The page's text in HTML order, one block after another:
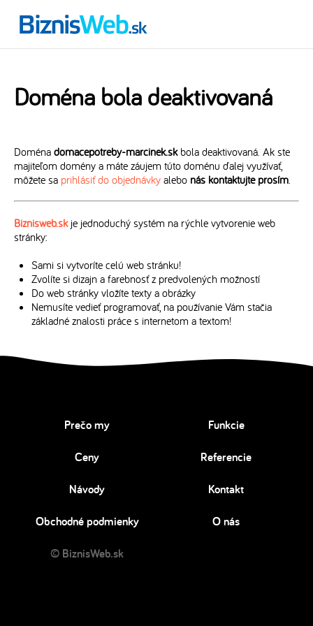
Doména bola deaktivovaná
Doména domacepotreby-marcinek.skbola deaktivovaná. Ak ste
majiteľom domény a máte záujem túto doménu ďalej využívať,
môžete sa prihlásiť do objednávky alebo nás kontaktujte prosím.
Biznisweb.skje jednoduchý systém na rýchle vytvorenie web
stránky:
Sami si vytvoríte celú web stránku!
Zvolíte si dizajn a farebnosť z predvolených možností
Do web stránky vložíte texty a obrázky
Nemusíte vedieť programovať, na používanie Vám stačia
základné znalosti práce s internetom a textom!
Prečo my Funkcie
Ceny Referencie
Návody Kontakt
Obchodné podmienky O nás
© BiznisWeb.sk